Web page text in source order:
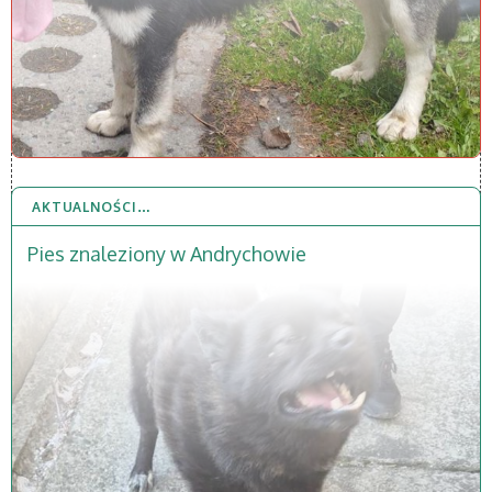
AKTUALNOŚCI…
Pies znaleziony w Andrychowie
8 KWI 2026